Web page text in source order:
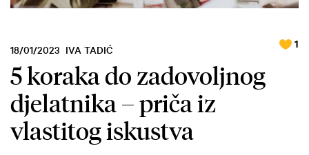
18/01/2023 IVA TADIĆ
5 koraka do zadovoljnog
djelatnika – priča iz
vlastitog iskustva
1